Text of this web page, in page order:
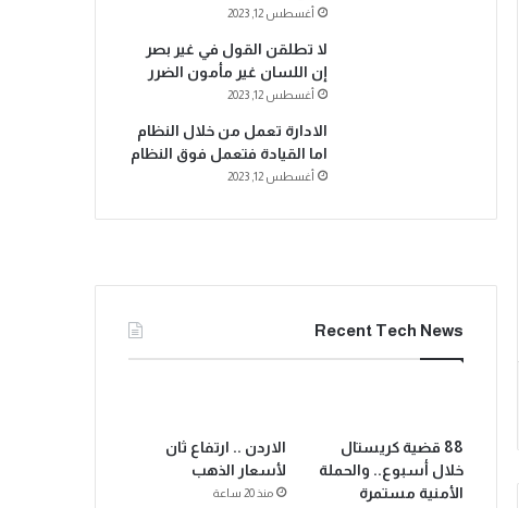
أغسطس 12, 2023
لا تطلقن القول في غير بصر
إن اللسان غير مأمون الضرر
أغسطس 12, 2023
الادارة تعمل من خلال النظام
اما القيادة فتعمل فوق النظام
أغسطس 12, 2023
Recent Tech News
88 قضية كريستال
خلال أسبوع.. والحملة
الأمنية مستمرة
الاردن .. ارتفاع ثان
لأسعار الذهب
منذ 20 ساعة